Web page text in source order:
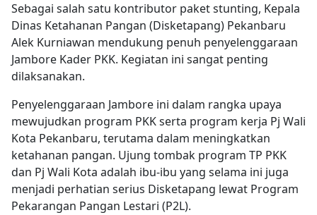
Sebagai salah satu kontributor paket stunting, Kepala
Dinas Ketahanan Pangan (Disketapang) Pekanbaru
Alek Kurniawan mendukung penuh penyelenggaraan
Jambore Kader PKK. Kegiatan ini sangat penting
dilaksanakan.
Penyelenggaraan Jambore ini dalam rangka upaya
mewujudkan program PKK serta program kerja Pj Wali
Kota Pekanbaru, terutama dalam meningkatkan
ketahanan pangan. Ujung tombak program TP PKK
dan Pj Wali Kota adalah ibu-ibu yang selama ini juga
menjadi perhatian serius Disketapang lewat Program
Pekarangan Pangan Lestari (P2L).